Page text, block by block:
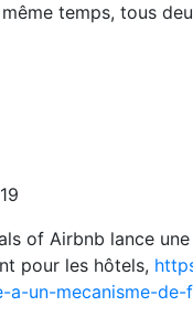
temps, tous
of Airbnb lance
pour les hôtels,
a-un-mecanisme-